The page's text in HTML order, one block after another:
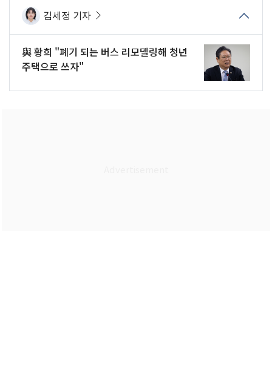
김세정 기자
與 황희 "폐기 되는 버스 리모델링해 청년
주택으로 쓰자"